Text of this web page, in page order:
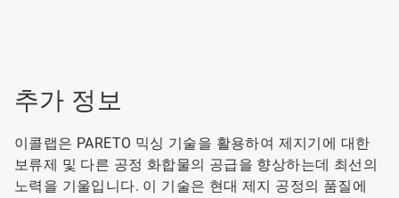
추가 정보
이콜랩은 PARETO 믹싱 기술을 활용하여 제지기에 대한
보류제 및 다른 공정 화합물의 공급을 향상하는데 최선의
노력을 기울입니다. 이 기술은 현대 제지 공정의 품질에